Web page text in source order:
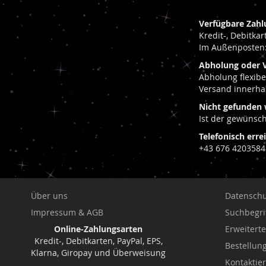
HINZUFÜGEN
VERGLEICHSLISTE
HINZUFÜGEN
HINZUFÜGEN
VERGLEICHSLISTE
HINZUFÜGEN
Verfügbare
Kredit-,
Im
Abholung oder
Abholung
Versand
Nicht gefunden
Ist der
Telefonisch
+43 676 4203584
Über uns
Impressum & AGB
Online-Zahlungsarten
Kredit-, Debitkarten, PayPal, EPS,
Klarna, Giropay und Überweisung